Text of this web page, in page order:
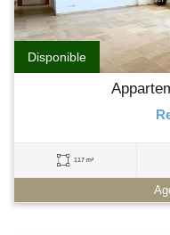
Disponible
117 m²